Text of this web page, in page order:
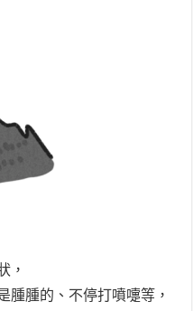
，
腫腫的、不停打噴嚏等，